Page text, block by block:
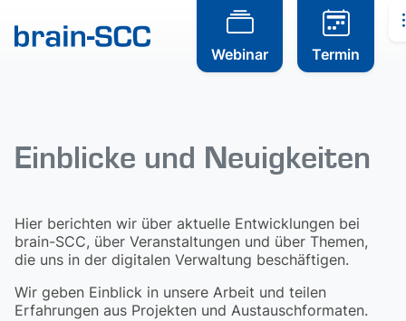
Webinar Termin
Einblicke und Neuigkeiten
Hier berichten wir über aktuelle Entwicklungen bei
brain-SCC, über Veranstaltungen und über Themen,
die uns in der digitalen Verwaltung beschäftigen.
Wir geben Einblick in unsere Arbeit und teilen
Erfahrungen aus Projekten und Austauschformaten.